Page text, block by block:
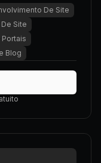
De Site
Site
Portais
Blog